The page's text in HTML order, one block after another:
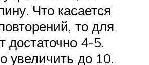
Что касается
то для
достаточно 4-5.
увеличить до 10.